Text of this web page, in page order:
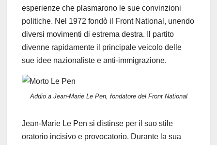
esperienze che plasmarono le sue convinzioni
politiche. Nel 1972 fondò il Front National, unendo
diversi movimenti di estrema destra. Il partito
divenne rapidamente il principale veicolo delle
sue idee nazionaliste e anti-immigrazione.
Addio a Jean-Marie Le Pen, fondatore del Front National
Jean-Marie Le Pen si distinse per il suo stile
oratorio incisivo e provocatorio. Durante la sua